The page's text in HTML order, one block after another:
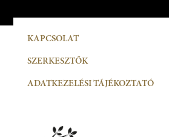
KAPCSOLAT
SZERKESZTŐK
ADATKEZELÉSI TÁJÉKOZTATÓ